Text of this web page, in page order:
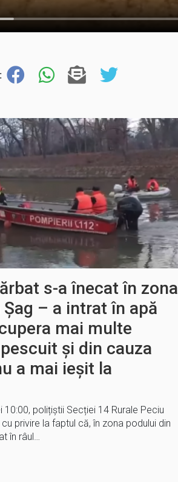
s-a înecat în zona
– a intrat în apă
mai multe
și din cauza
a mai ieșit la
10:00, polițiștii Secției 14 Rurale Peciu
privire la faptul că, în zona podului din
în râul…